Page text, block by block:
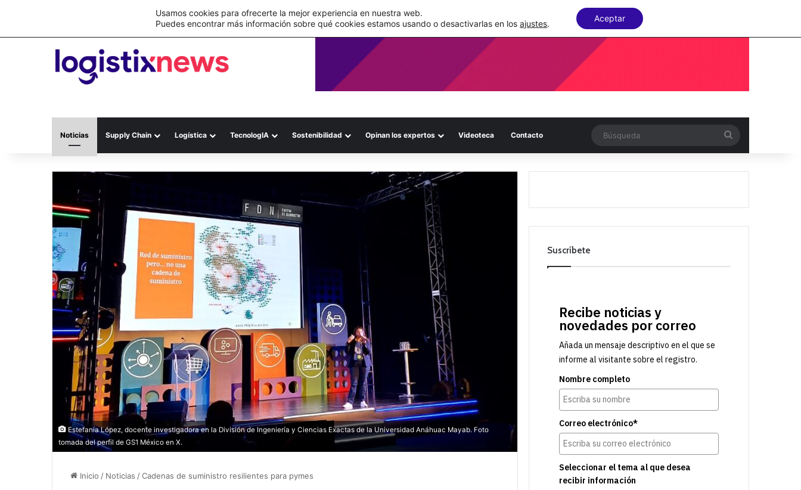
C&A México completa la implementación de su WMS en la nube
Noticias Supply Chain Logística TecnologIA Sostenibilidad Opinan los expertos Videoteca Contacto
Estefanía López, docente investigadora en la División de Ingeniería y Ciencias Exactas de la Universidad Anáhuac Mayab. Foto
tomada del perfil de GS1 México en X.
Inicio / Noticias /Cadenas de suministro resilientes para pymes
Suscríbete
Recibe noticias y
novedades por correo
Añada un mensaje descriptivo en el que se
informe al visitante sobre el registro.
Nombre completo
Correo electrónico*
Seleccionar el tema al que desea
recibir información
Usamos cookies para ofrecerte la mejor experiencia en nuestra web.
Puedes encontrar más información sobre qué cookies estamos usando o desactivarlas en losajustes.
Aceptar